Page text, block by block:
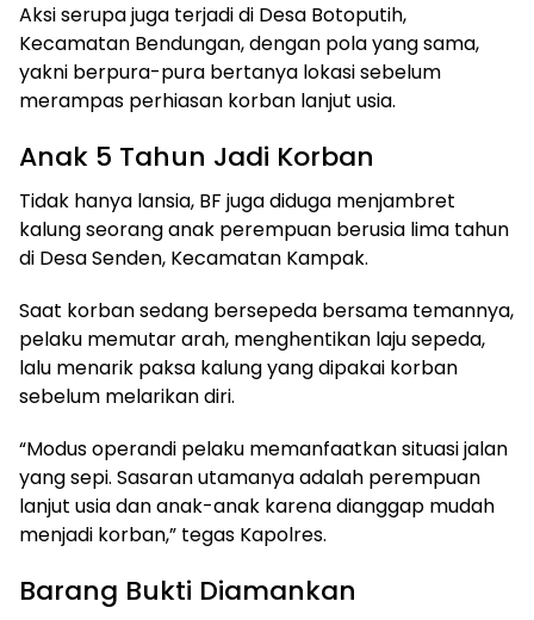
Aksi serupa juga terjadi di Desa Botoputih,
Kecamatan Bendungan, dengan pola yang sama,
yakni berpura-pura bertanya lokasi sebelum
merampas perhiasan korban lanjut usia.
Anak 5 Tahun Jadi Korban
Tidak hanya lansia, BF juga diduga menjambret
kalung seorang anak perempuan berusia lima tahun
di Desa Senden, Kecamatan Kampak.
Saat korban sedang bersepeda bersama temannya,
pelaku memutar arah, menghentikan laju sepeda,
lalu menarik paksa kalung yang dipakai korban
sebelum melarikan diri.
“Modus operandi pelaku memanfaatkan situasi jalan
yang sepi. Sasaran utamanya adalah perempuan
lanjut usia dan anak-anak karena dianggap mudah
menjadi korban,” tegas Kapolres.
Barang Bukti Diamankan